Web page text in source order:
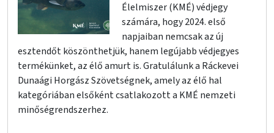
Élelmiszer (KMÉ) védjegy
számára, hogy 2024. első
napjaiban nemcsak az új
esztendőt köszönthetjük, hanem legújabb védjegyes
termékünket, az élő amurt is. Gratulálunk a Ráckevei
Dunaági Horgász Szövetségnek, amely az élő hal
kategóriában elsőként csatlakozott a KMÉ nemzeti
minőségrendszerhez.